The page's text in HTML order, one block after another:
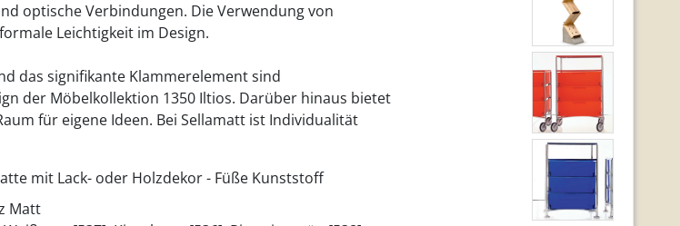
optische Verbindungen. Die Verwendung von
Leichtigkeit im Design.
das signifikante Klammerelement sind
der Möbelkollektion 1350 Iltios. Darüber hinaus bietet
für eigene Ideen. Bei Sellamatt ist Individualität
mit Lack- oder Holzdekor - Füße Kunststoff
Matt